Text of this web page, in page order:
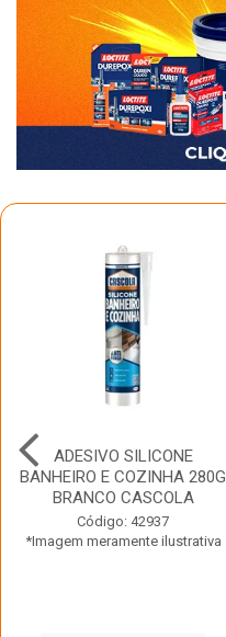
ADESIVO SILICONE
BANHEIRO E COZINHA 280G
BRANCO CASCOLA
Código: 42937
*Imagem meramente ilustrativa